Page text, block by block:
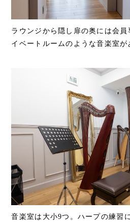
ラウンジから隠し扉の奥には会員
イベートルームのような音楽室が
音楽室は大小9つ。ハープの練習